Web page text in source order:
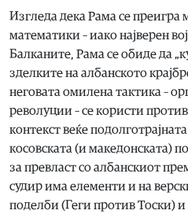
Изгледа дека Рама се преигра
математики – иако најверен
Балканите, Рама се обиде да
зделките на албанското
неговата омилена тактика –
револуции – се користи
контекст веќе
косовската (и македонската)
за превласт со албанскиот
судир има елементи и на
поделби (Геги против Тоски) и